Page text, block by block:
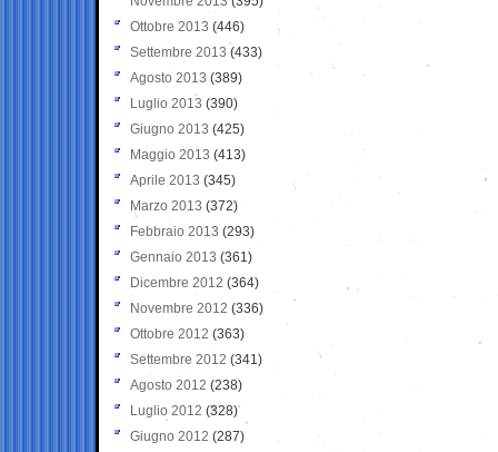
Ottobre 2013 (446)
Settembre 2013 (433)
Agosto 2013 (389)
Luglio 2013 (390)
Giugno 2013 (425)
Maggio 2013 (413)
Aprile 2013 (345)
Marzo 2013 (372)
Febbraio 2013 (293)
Gennaio 2013 (361)
Dicembre 2012 (364)
Novembre 2012 (336)
Ottobre 2012 (363)
Settembre 2012 (341)
Agosto 2012 (238)
Luglio 2012 (328)
Giugno 2012 (287)